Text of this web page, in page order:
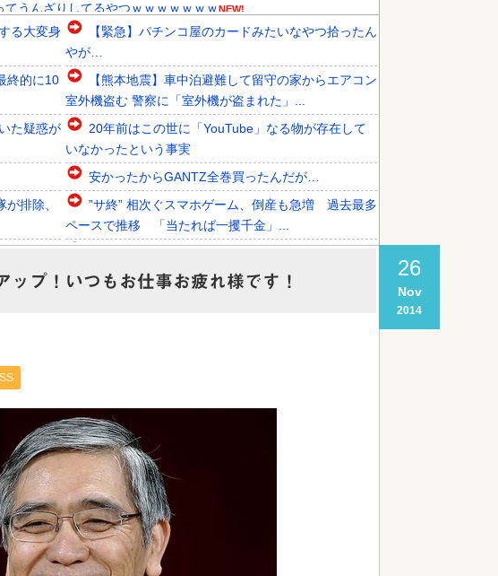
てうんざりしてるやつｗｗｗｗｗｗｗNEW!
ダルはく奪の可能性を報道！韓国が外国人審判団に不...NEW!
切接待は慣行だった』と衝撃発言！日韓ワールドカッ...NEW!
・スペイン戦で『韓国に奪われた』と欧州の大手...
る大変身
終的に10
た疑惑が
排除、
【緊急】パチンコ屋のカードみたいなやつ拾ったん
やが…
【熊本地震】車中泊避難して留守の家からエアコン
室外機盗む 警察に「室外機が盗まれた」...
20年前はこの世に「YouTube」なる物が存在して
いなかったという事実
安かったからGANTZ全巻買ったんだが…
”サ終” 相次ぐスマホゲーム、倒産も急増 過去最多
ペースで推移 「当たれば一攫千金」...
やバイクいじれます」
Powered by livedoor 相互RSS
26
Nov
2014
ップ！いつもお仕事お疲れ様です！